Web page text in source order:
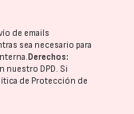
de emails
sea necesario para
Derechos:
nuestro DPD. Si
de Protección de